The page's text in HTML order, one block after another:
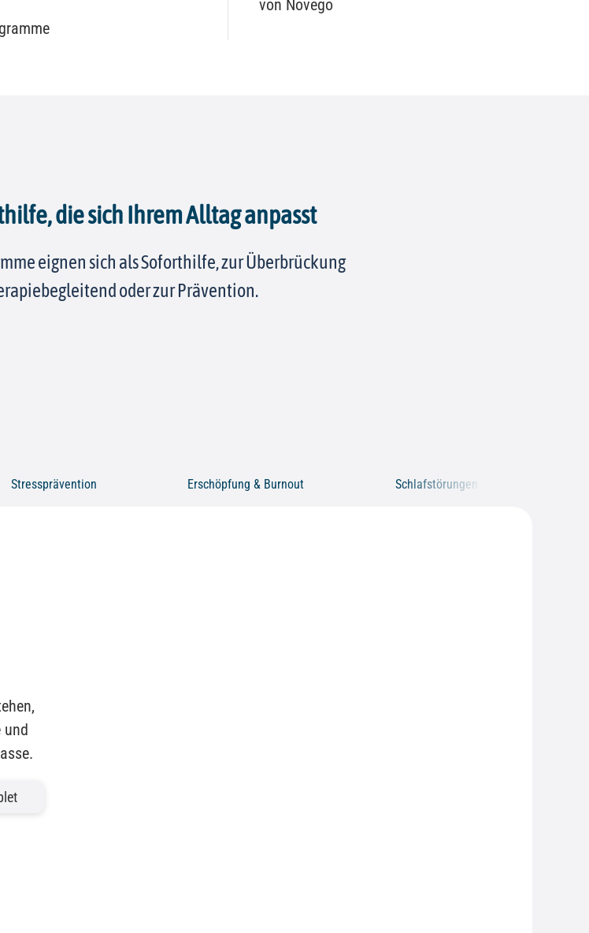
die sich Ihrem Alltag anpasst
eignen sich als Soforthilfe, zur Überbrückung
oder zur Prävention.
Stressprävention Erschöpfung & Burnout Schlafstörungen
und